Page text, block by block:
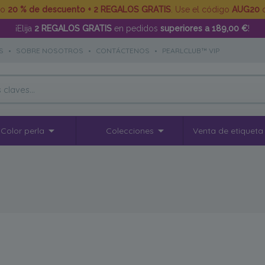
20 % de descuento + 2 REGALOS GRATIS. Use el código AUG20
¡Elija 2 REGALOS GRATIS en pedidos superiores a 189,00 €!
• SOBRE NOSOTROS • CONTÁCTENOS • PEARLCLUB™ VIP
Color perla Colecciones Venta de